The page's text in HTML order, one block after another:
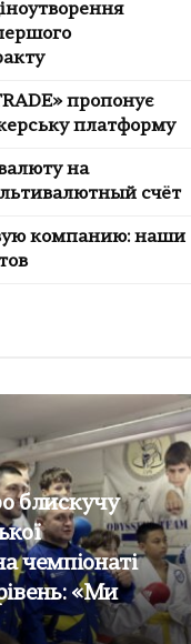
пропонує
платформу
на
счёт
компанию: наши
блискучу
чемпіонаті
«Ми